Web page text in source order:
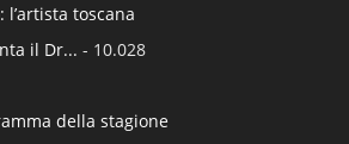
toscana
il Dr... - 10.028
della stagione